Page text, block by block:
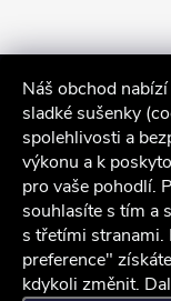
Náš obchod
sladké sušenky
spolehlivosti a
výkonu a k
pro vaše pohodlí.
souhlasíte s tím a
s třetími
preference"
kdykoli změnit.